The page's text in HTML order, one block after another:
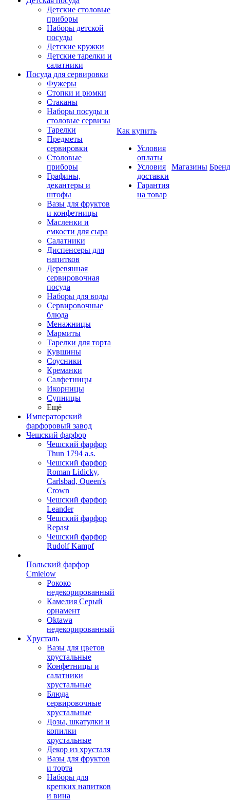
Детские столовые
приборы
Наборы детской
посуды
Детские кружки
Детские тарелки и
салатники
Посуда для сервировки
Фужеры
Стопки и рюмки
Стаканы
Наборы посуды и
столовые сервизы
Тарелки
Предметы
сервировки
Столовые
приборы
Графины,
декантеры и
штофы
Вазы для фруктов
и конфетницы
Масленки и
емкости для сыра
Салатники
Диспенсеры для
напитков
Деревянная
сервировочная
посуда
Наборы для воды
Сервировочные
блюда
Менажницы
Мармиты
Тарелки для торта
Кувшины
Соусники
Креманки
Салфетницы
Икорницы
Супницы
Ещё
Императорский
фарфоровый завод
Чешский фарфор
Чешский фарфор
Thun 1794 a.s.
Чешский фарфор
Roman Lidicky,
Carlsbad, Queen's
Crown
Чешский фарфор
Leander
Чешский фарфор
Repast
Чешский фарфор
Rudolf Kampf
Польский фарфор
Сmielow
Рококо
недекорированный
Камелия Серый
орнамент
Oktawa
недекорированный
Хрусталь
Вазы для цветов
хрустальные
Конфетницы и
салатники
хрустальные
Блюда
сервировочные
хрустальные
Дозы, шкатулки и
копилки
хрустальные
Декор из хрусталя
Вазы для фруктов
и торта
Наборы для
крепких напитков
и вина
Как купить
Условия
оплаты
Условия
доставки
Гарантия
на товар
Магазины